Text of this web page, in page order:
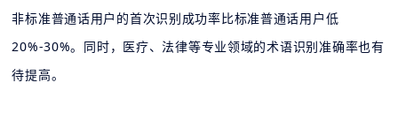
非标准普通话用户的首次识别成功率比标准普通话用户低
20%-30%。同时，医疗、法律等专业领域的术语识别准确率也有
待提高。